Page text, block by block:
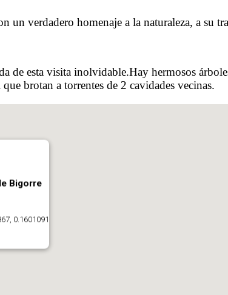
verdadero homenaje a la naturaleza, a su
de esta visita inolvidable.Hay hermosos
brotan a torrentes de 2 cavidades vecinas.
Bigorre
0.1601091